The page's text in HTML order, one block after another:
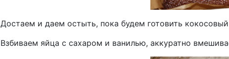
Достаем и даем остыть, пока будем готовить
Взбиваем яйца с сахаром и ванилью, аккуратно